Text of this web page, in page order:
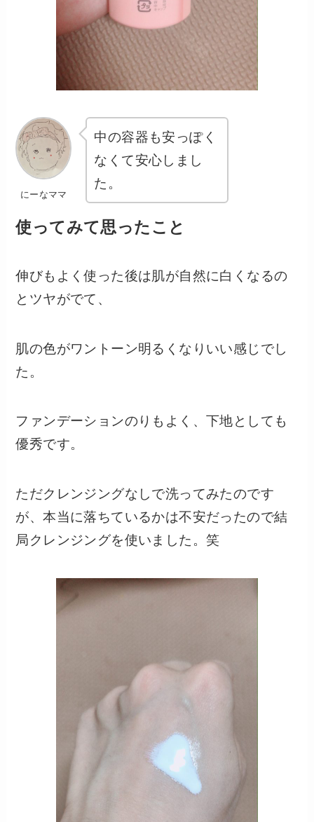
にーなママ
中の容器も安っぽく
なくて安心しまし
た。
使ってみて思ったこと
伸びもよく使った後は肌が自然に白くなるの
とツヤがでて、
肌の色がワントーン明るくなりいい感じでし
た。
ファンデーションのりもよく、下地としても
優秀です。
ただクレンジングなしで洗ってみたのです
が、本当に落ちているかは不安だったので結
局クレンジングを使いました。笑